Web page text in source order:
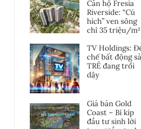
Căn hộ Fresia
Riverside: “Cú
hích” ven sông
chỉ 35 triệu/m²
TV Holdings:
chế bất động
TRẺ đang trổi
dậy
Giá bán Gold
Coast – Bí kíp
đầu tư sinh lời